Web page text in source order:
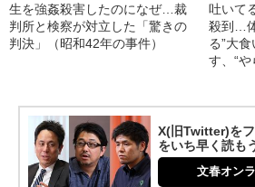
生を強姦殺害したのになぜ…裁
判所と検察が対立した「驚きの
判決」（昭和42年の事件）
吐いて
殺到…
る”大
す、“
X(旧Twitter)を
をいち早く読も
文春オン